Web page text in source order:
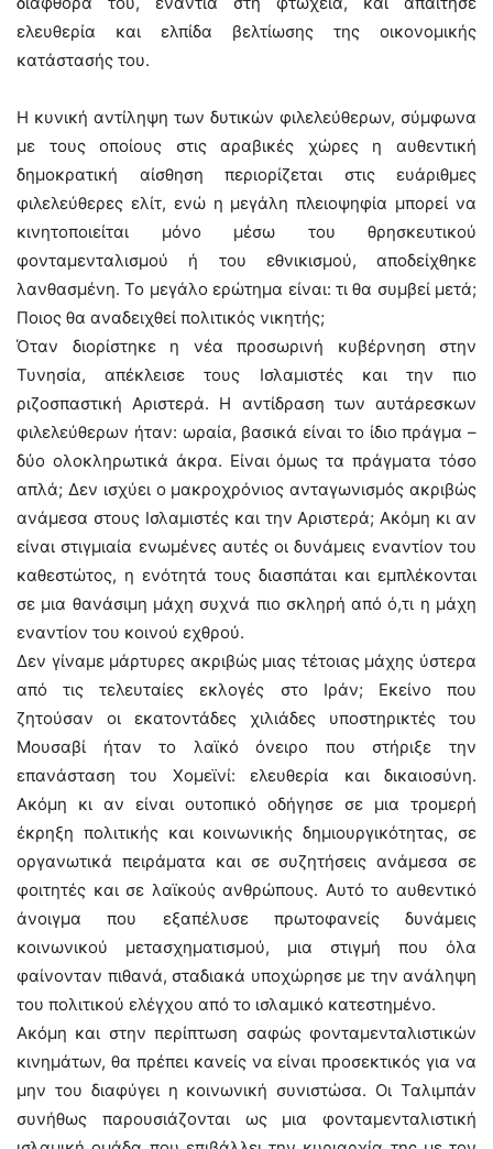
ελευθερία και ελπίδα βελτίωσης της οικονομικής
κατάστασής του.
Η κυνική αντίληψη των δυτικών φιλελεύθερων, σύμφωνα
με τους οποίους στις αραβικές χώρες η αυθεντική
δημοκρατική αίσθηση περιορίζεται στις ευάριθμες
φιλελεύθερες ελίτ, ενώ η μεγάλη πλειοψηφία μπορεί να
κινητοποιείται μόνο μέσω του θρησκευτικού
φονταμενταλισμού ή του εθνικισμού, αποδείχθηκε
λανθασμένη. Το μεγάλο ερώτημα είναι: τι θα συμβεί μετά;
Ποιος θα αναδειχθεί πολιτικός νικητής;
Όταν διορίστηκε η νέα προσωρινή κυβέρνηση στην
Τυνησία, απέκλεισε τους Ισλαμιστές και την πιο
ριζοσπαστική Αριστερά. Η αντίδραση των αυτάρεσκων
φιλελεύθερων ήταν: ωραία, βασικά είναι το ίδιο πράγμα –
δύο ολοκληρωτικά άκρα. Είναι όμως τα πράγματα τόσο
απλά; Δεν ισχύει ο μακροχρόνιος ανταγωνισμός ακριβώς
ανάμεσα στους Ισλαμιστές και την Αριστερά; Ακόμη κι αν
είναι στιγμιαία ενωμένες αυτές οι δυνάμεις εναντίον του
καθεστώτος, η ενότητά τους διασπάται και εμπλέκονται
σε μια θανάσιμη μάχη συχνά πιο σκληρή από ό,τι η μάχη
εναντίον του κοινού εχθρού.
Δεν γίναμε μάρτυρες ακριβώς μιας τέτοιας μάχης ύστερα
από τις τελευταίες εκλογές στο Ιράν; Εκείνο που
ζητούσαν οι εκατοντάδες χιλιάδες υποστηρικτές του
Μουσαβί ήταν το λαϊκό όνειρο που στήριξε την
επανάσταση του Χομεϊνί: ελευθερία και δικαιοσύνη.
Ακόμη κι αν είναι ουτοπικό οδήγησε σε μια τρομερή
έκρηξη πολιτικής και κοινωνικής δημιουργικότητας, σε
οργανωτικά πειράματα και σε συζητήσεις ανάμεσα σε
φοιτητές και σε λαϊκούς ανθρώπους. Αυτό το αυθεντικό
άνοιγμα που εξαπέλυσε πρωτοφανείς δυνάμεις
κοινωνικού μετασχηματισμού, μια στιγμή που όλα
φαίνονταν πιθανά, σταδιακά υποχώρησε με την ανάληψη
του πολιτικού ελέγχου από το ισλαμικό κατεστημένο.
Ακόμη και στην περίπτωση σαφώς φονταμενταλιστικών
κινημάτων, θα πρέπει κανείς να είναι προσεκτικός για να
μην του διαφύγει η κοινωνική συνιστώσα. Οι Ταλιμπάν
συνήθως παρουσιάζονται ως μια φονταμενταλιστική